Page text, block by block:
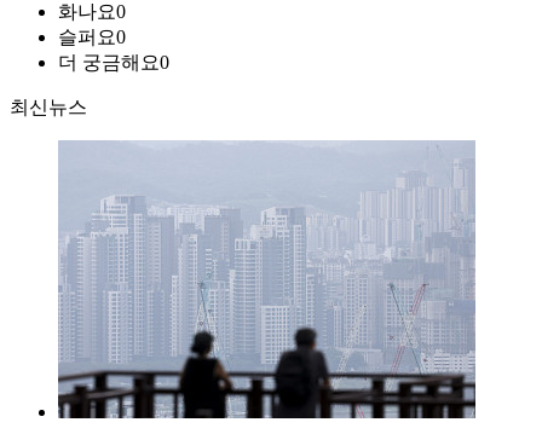
화나요0
슬퍼요0
더 궁금해요0
최신뉴스